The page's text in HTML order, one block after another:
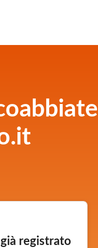
registrato